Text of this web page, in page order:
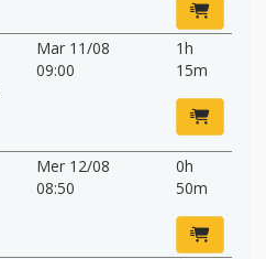
Mar 11/08
09:00
1h
15m
Mer 12/08
08:50
0h
50m